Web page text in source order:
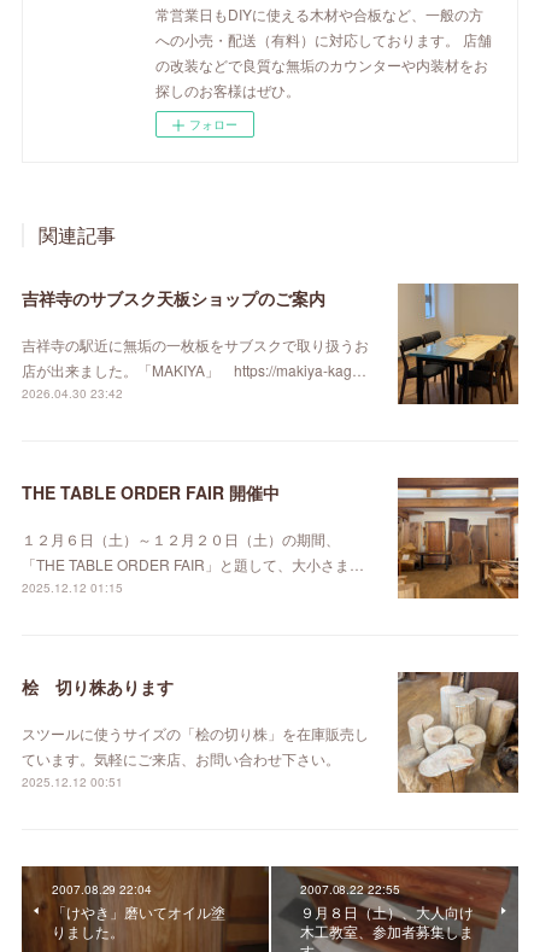
常営業日もDIYに使える木材や合板など、一般の方
への小売・配送（有料）に対応しております。 店舗
の改装などで良質な無垢のカウンターや内装材をお
探しのお客様はぜひ。
フォロー
関連記事
吉祥寺のサブスク天板ショップのご案内
吉祥寺の駅近に無垢の一枚板をサブスクで取り扱うお
店が出来ました。「MAKIYA」 https://makiya-kag…
2026.04.30 23:42
THE TABLE ORDER FAIR 開催中
１２月６日（土）～１２月２０日（土）の期間、
「THE TABLE ORDER FAIR」と題して、大小さま…
2025.12.12 01:15
桧 切り株あります
スツールに使うサイズの「桧の切り株」を在庫販売し
ています。気軽にご来店、お問い合わせ下さい。
2025.12.12 00:51
2007.08.29 22:04
「けやき」磨いてオイル塗
りました。
2007.08.22 22:55
９月８日（土）、大人向け
木工教室、参加者募集しま